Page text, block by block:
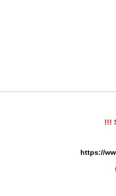
!!!
https://